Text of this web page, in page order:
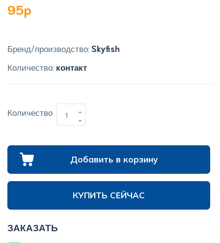
95p
Бренд/производство: Skyfish
Количество: контакт
Количество
Добавить в корзину
КУПИТЬ СЕЙЧАС
ЗАКАЗАТЬ